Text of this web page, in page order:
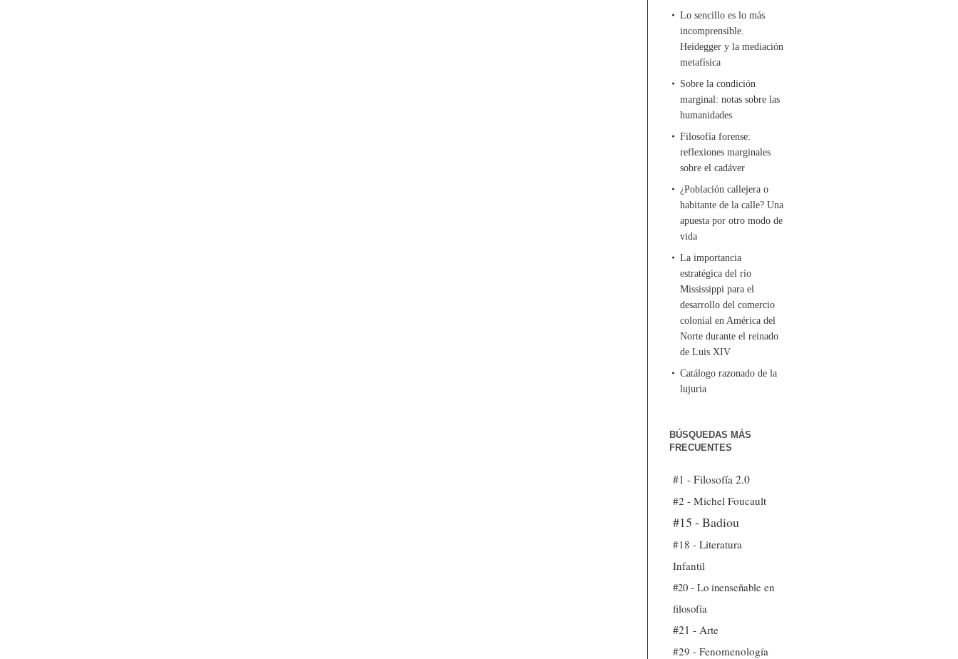
Lo sencillo es lo más
incomprensible.
Heidegger y la mediación
metafísica
Sobre la condición
marginal: notas sobre las
humanidades
Filosofía forense:
reflexiones marginales
sobre el cadáver
¿Población callejera o
habitante de la calle? Una
apuesta por otro modo de
vida
La importancia
estratégica del río
Mississippi para el
desarrollo del comercio
colonial en América del
Norte durante el reinado
de Luis XIV
Catálogo razonado de la
lujuria
BÚSQUEDAS MÁS
FRECUENTES
#1 - Filosofía 2.0
#2 - Michel Foucault
#15 - Badiou
#18 - Literatura
Infantil
#20 - Lo inenseñable en
filosofía
#21 - Arte
#29 - Fenomenología